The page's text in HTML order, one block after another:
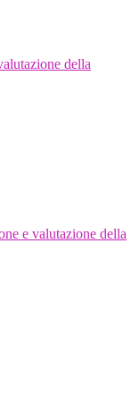
della
e valutazione della